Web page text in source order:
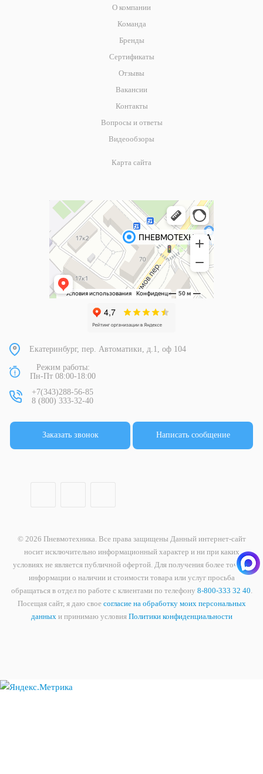
О компании
Команда
Бренды
Сертификаты
Отзывы
Вакансии
Контакты
Вопросы и ответы
Видеообзоры
Карта сайта
Екатеринбург, пер. Автоматики, д.1, оф 104
Режим работы:
Пн-Пт 08:00-18:00
+7(343)288-56-85
8 (800) 333-32-40
Заказать звонок Написать сообщение
© 2026 Пневмотехника. Все права защищены Данный интернет-сайт
носит исключительно информационный характер и ни при каких
условиях не является публичной офертой. Для получения более точной
информации о наличии и стоимости товара или услуг просьба
обращаться в отдел по работе с клиентами по телефону 8-800-333 32 40
Посещая сайт, я даю свое согласие на обработку моих персональных
данных и принимаю условия Политики конфиденциальности